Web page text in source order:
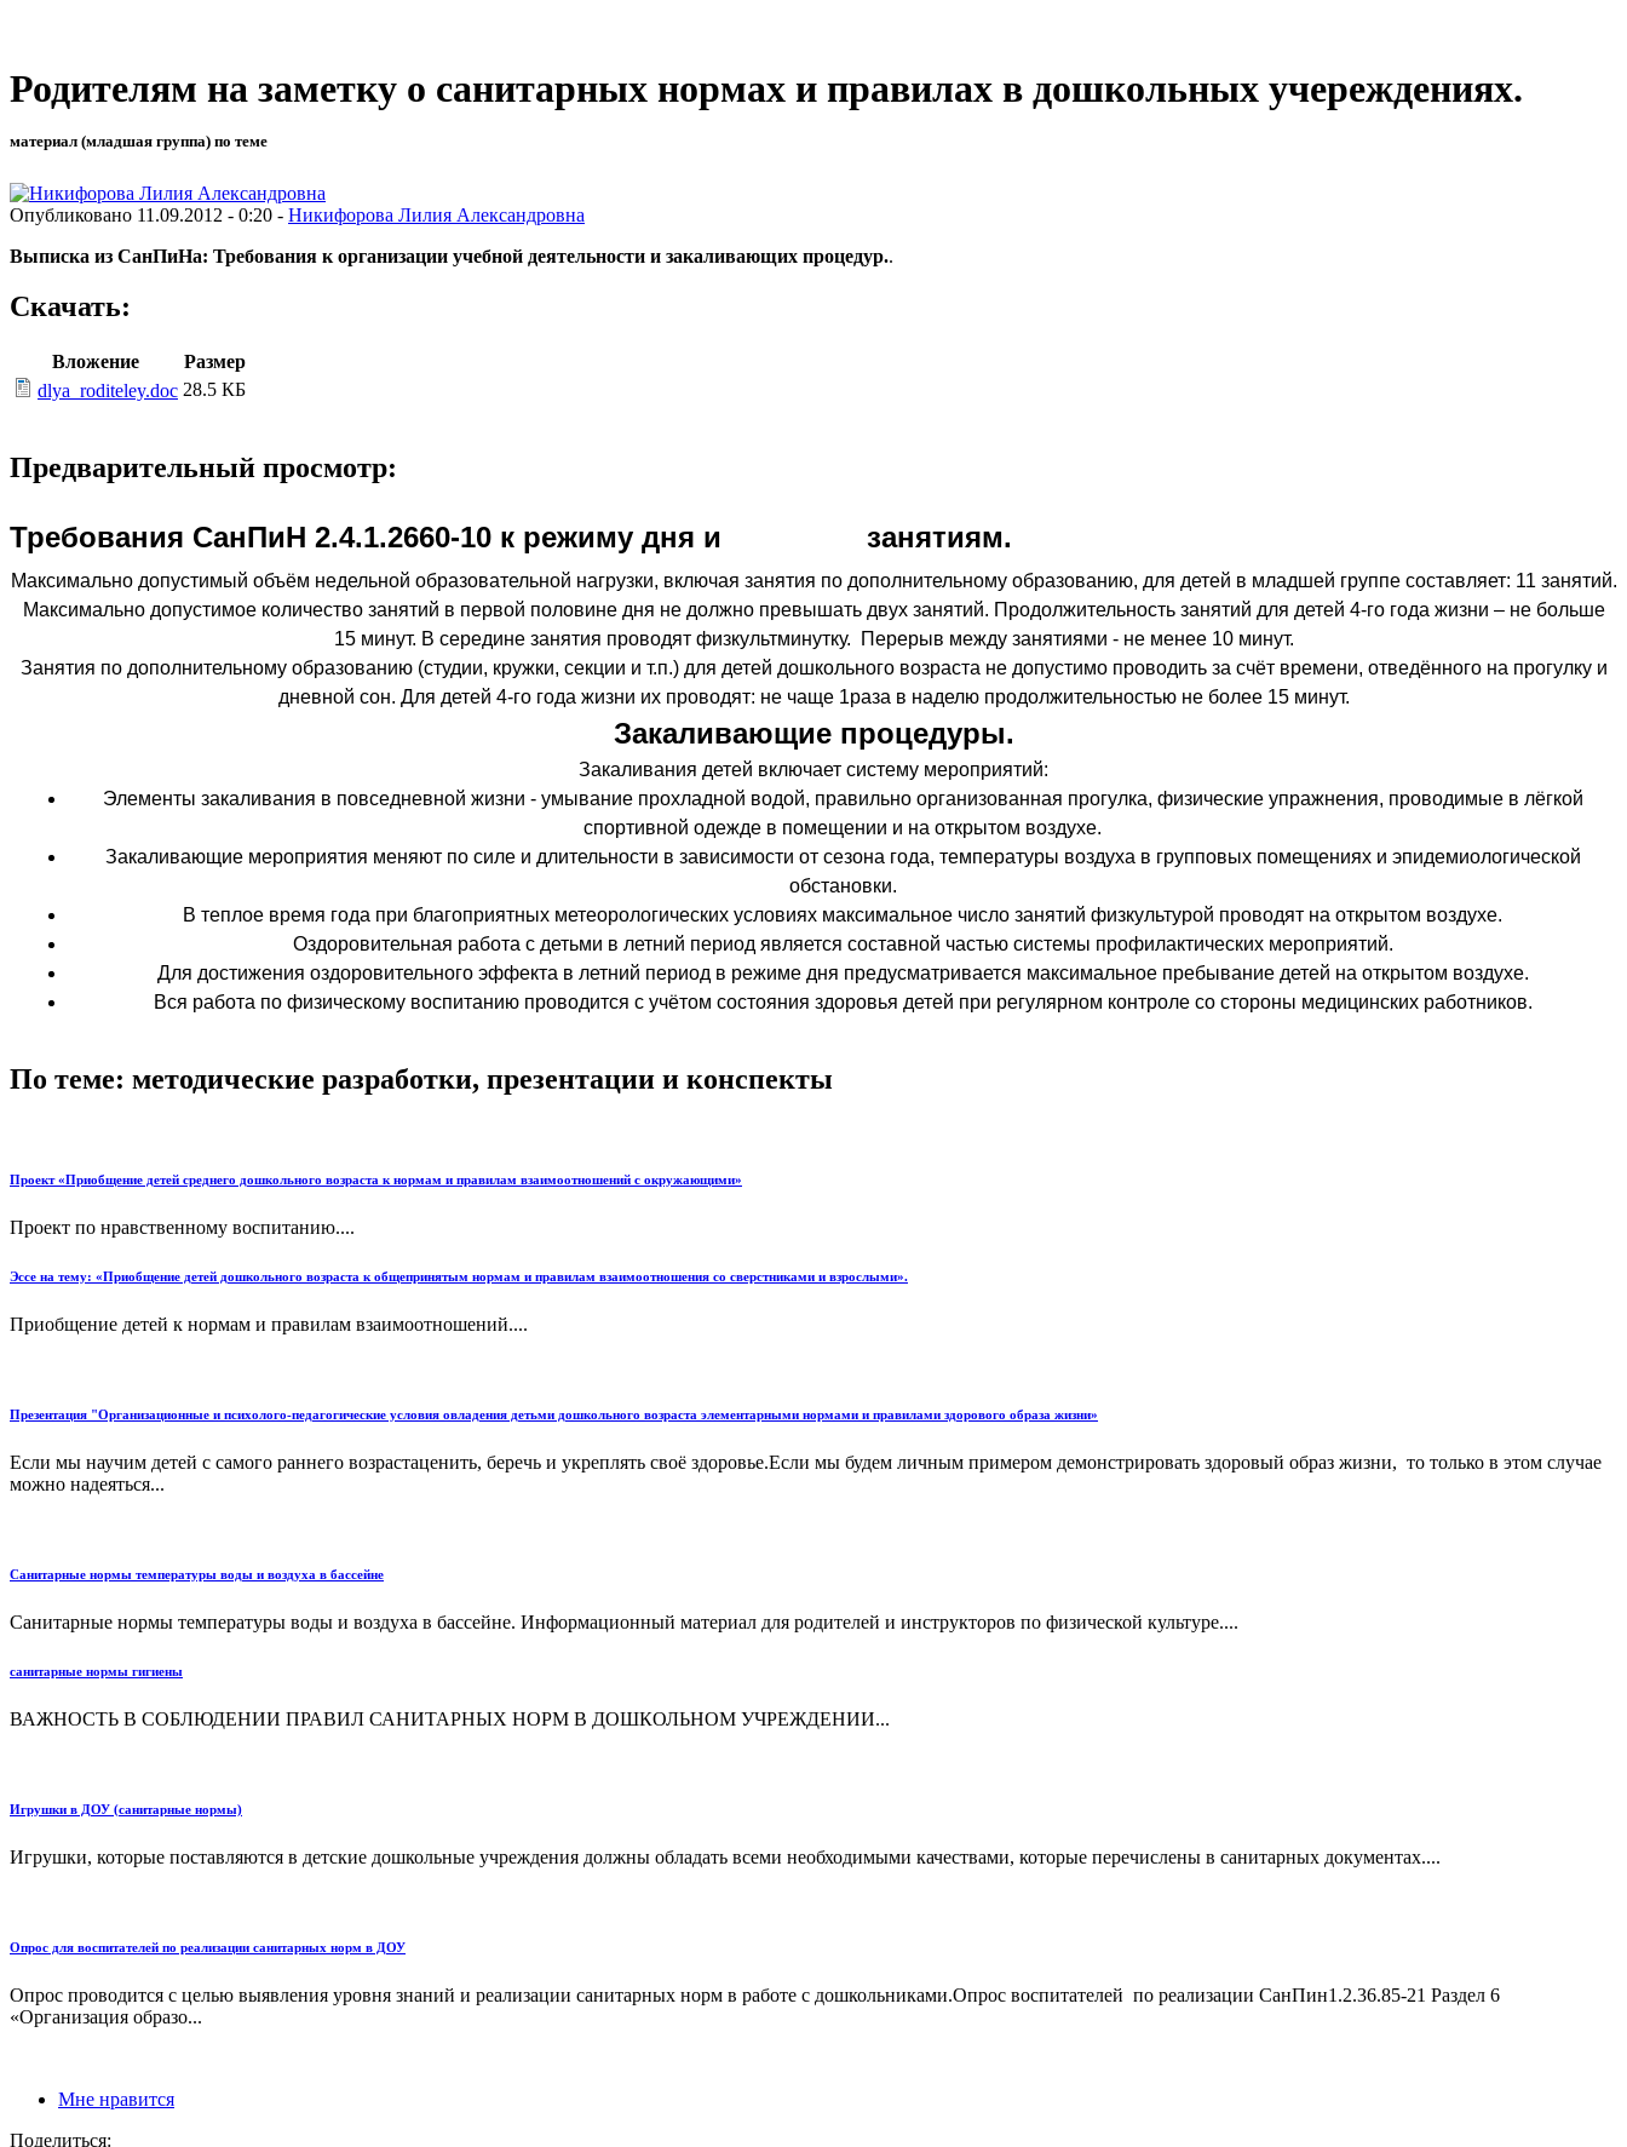
Родителям на заметку о санитарных нормах и правилах в дошкольных учереждениях.
материал (младшая группа) по теме
Опубликовано 11.09.2012 - 0:20 - Никифорова Лилия Александровна
Выписка из СанПиНа: Требования к организации учебной деятельности и закаливающих процедур..
Скачать:
Вложение
Размер
dlya_roditeley.doc 28.5 КБ
Предварительный просмотр:
Требования СанПиН 2.4.1.2660-10 к режиму дня и занятиям.
Максимально допустимый объём недельной образовательной нагрузки, включая занятия по дополнительному образованию, для детей в младшей группе составляет: 11 занятий.
Максимально допустимое количество занятий в первой половине дня не должно превышать двух занятий. Продолжительность занятий для детей 4-го года жизни – не больше
15 минут. В середине занятия проводят физкультминутку. Перерыв между занятиями - не менее 10 минут.
Занятия по дополнительному образованию (студии, кружки, секции и т.п.) для детей дошкольного возраста не допустимо проводить за счёт времени, отведённого на прогулку и
дневной сон. Для детей 4-го года жизни их проводят: не чаще 1раза в наделю продолжительностью не более 15 минут.
Закаливающие процедуры.
Закаливания детей включает систему мероприятий:
Элементы закаливания в повседневной жизни - умывание прохладной водой, правильно организованная прогулка, физические упражнения, проводимые в лёгкой
спортивной одежде в помещении и на открытом воздухе.
Закаливающие мероприятия меняют по силе и длительности в зависимости от сезона года, температуры воздуха в групповых помещениях и эпидемиологической
обстановки.
В теплое время года при благоприятных метеорологических условиях максимальное число занятий физкультурой проводят на открытом воздухе.
Оздоровительная работа с детьми в летний период является составной частью системы профилактических мероприятий.
Для достижения оздоровительного эффекта в летний период в режиме дня предусматривается максимальное пребывание детей на открытом воздухе.
Вся работа по физическому воспитанию проводится с учётом состояния здоровья детей при регулярном контроле со стороны медицинских работников.
По теме: методические разработки, презентации и конспекты
Проект «Приобщение детей среднего дошкольного возраста к нормам и правилам взаимоотношений с окружающими»
Проект по нравственному воспитанию....
Эссе на тему: «Приобщение детей дошкольного возраста к общепринятым нормам и правилам взаимоотношения со сверстниками и взрослыми».
Приобщение детей к нормам и правилам взаимоотношений....
Презентация "Организационные и психолого-педагогические условия овладения детьми дошкольного возраста элементарными нормами и правилами здорового образа жизни»
Если мы научим детей с самого раннего возрастаценить, беречь и укреплять своё здоровье.Если мы будем личным примером демонстрировать здоровый образ жизни, то только в этом случае
можно надеяться...
Санитарные нормы температуры воды и воздуха в бассейне
Санитарные нормы температуры воды и воздуха в бассейне. Информационный материал для родителей и инструкторов по физической культуре....
санитарные нормы гигиены
ВАЖНОСТЬ В СОБЛЮДЕНИИ ПРАВИЛ САНИТАРНЫХ НОРМ В ДОШКОЛЬНОМ УЧРЕЖДЕНИИ...
Игрушки в ДОУ (санитарные нормы)
Игрушки, которые поставляются в детские дошкольные учреждения должны обладать всеми необходимыми качествами, которые перечислены в санитарных документах....
Опрос для воспитателей по реализации санитарных норм в ДОУ
Опрос проводится с целью выявления уровня знаний и реализации санитарных норм в работе с дошкольниками.Опрос воспитателей по реализации СанПин1.2.36.85-21 Раздел 6
«Организация образо...
Мне нравится
Поделиться: